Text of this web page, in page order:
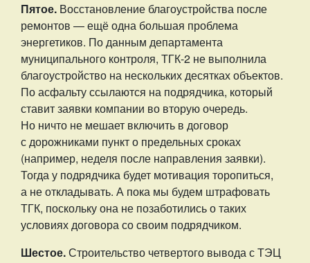
Пятое. Восстановление благоустройства после
ремонтов — ещё одна большая проблема
энергетиков. По данным департамента
муниципального контроля, ТГК-2 не выполнила
благоустройство на нескольких десятках объектов.
По асфальту ссылаются на подрядчика, который
ставит заявки компании во вторую очередь.
Но ничто не мешает включить в договор
с дорожниками пункт о предельных сроках
(например, неделя после направления заявки).
Тогда у подрядчика будет мотивация торопиться,
а не откладывать. А пока мы будем штрафовать
ТГК, поскольку она не позаботились о таких
условиях договора со своим подрядчиком.
Шестое.Строительство четвертого вывода с ТЭЦ